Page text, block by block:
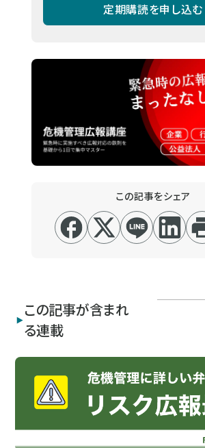
定期購読を申し込む
この記事をシェア
この記事が含まれ
る連載